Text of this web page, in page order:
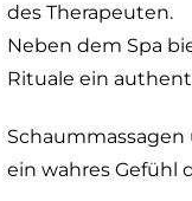
des Therapeuten.
Neben dem Spa
Rituale ein
ein wahres Gefühl